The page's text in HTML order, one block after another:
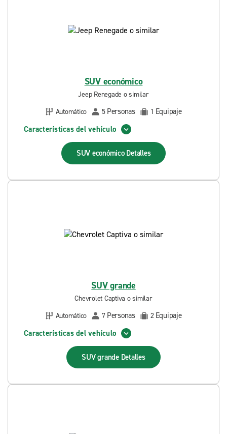
SUV económico
Jeep Renegade o similar
Automático
5 Personas 1 Equipaje
Características del vehículo
SUV económico Detalles
SUV grande
Chevrolet Captiva o similar
Automático
7 Personas 2 Equipaje
Características del vehículo
SUV grande Detalles